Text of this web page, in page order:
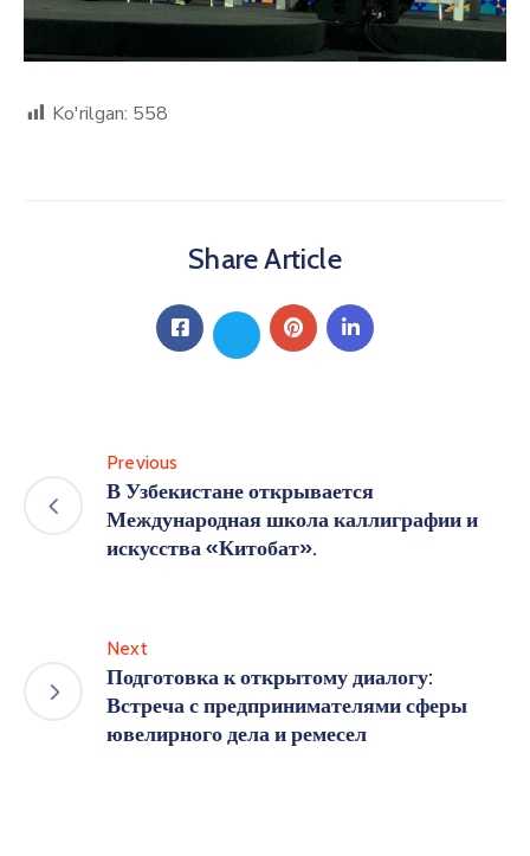
Ko'rilgan: 558
Share Article
Previous
В Узбекистане открывается
Международная школа каллиграфии и
искусства «Китобат».
Next
Подготовка к открытому диалогу:
Встреча с предпринимателями сферы
ювелирного дела и ремесел